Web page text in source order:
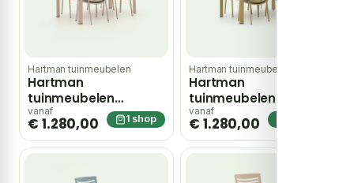
Hartman tuinmeubelen
Hartman
tuinmeubelen
Alexandra dining
tuinset 5-delig – Roze
vanaf
€ 1.280,00 1 shop
Hartman tuinmeubelen
Hartman
tuinmeubelen
Alexandra dining
tuinset 5-delig –
Taupe
vanaf
€ 1.280,00